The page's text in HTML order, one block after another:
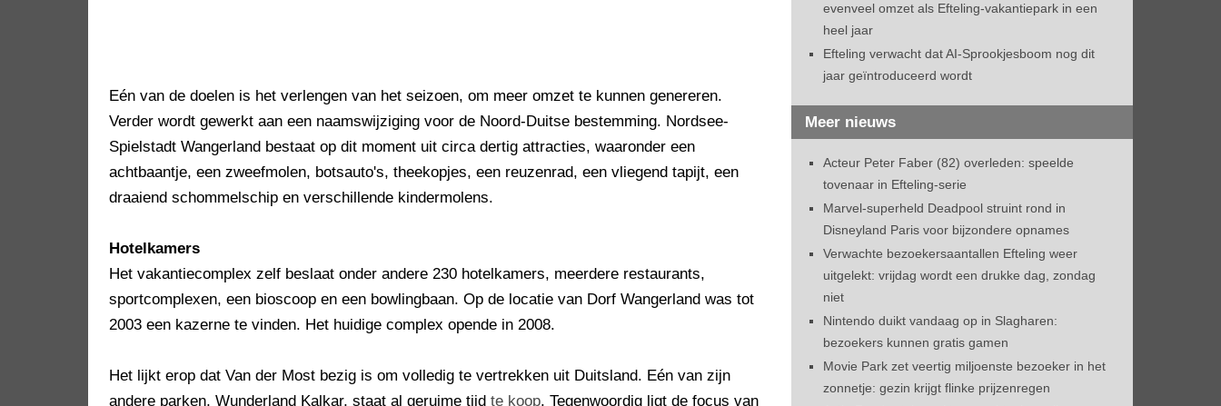
Eén van de doelen is het verlengen van het seizoen, om meer omzet te kunnen genereren.
Verder wordt gewerkt aan een naamswijziging voor de Noord-Duitse bestemming. Nordsee-
Spielstadt Wangerland bestaat op dit moment uit circa dertig attracties, waaronder een
achtbaantje, een zweefmolen, botsauto's, theekopjes, een reuzenrad, een vliegend tapijt, een
draaiend schommelschip en verschillende kindermolens.
Hotelkamers
Het vakantiecomplex zelf beslaat onder andere 230 hotelkamers, meerdere restaurants,
sportcomplexen, een bioscoop en een bowlingbaan. Op de locatie van Dorf Wangerland was tot
2003 een kazerne te vinden. Het huidige complex opende in 2008.
Het lijkt erop dat Van der Most bezig is om volledig te vertrekken uit Duitsland. Eén van zijn
andere parken, Wunderland Kalkar, staat al geruime tijd te koop. Tegenwoordig ligt de focus van
evenveel omzet als Efteling-vakantiepark in een
heel jaar
Efteling verwacht dat AI-Sprookjesboom nog dit
jaar geïntroduceerd wordt
Meer nieuws
Acteur Peter Faber (82) overleden: speelde
tovenaar in Efteling-serie
Marvel-superheld Deadpool struint rond in
Disneyland Paris voor bijzondere opnames
Verwachte bezoekersaantallen Efteling weer
uitgelekt: vrijdag wordt een drukke dag, zondag
niet
Nintendo duikt vandaag op in Slagharen:
bezoekers kunnen gratis gamen
Movie Park zet veertig miljoenste bezoeker in het
zonnetje: gezin krijgt flinke prijzenregen